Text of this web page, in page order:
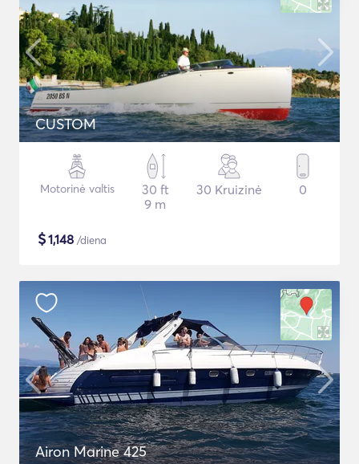
CUSTOM
Motorinė valtis
30 ft
9 m
30 Kruizinė 0
$1,148 /diena
Airon Marine 425